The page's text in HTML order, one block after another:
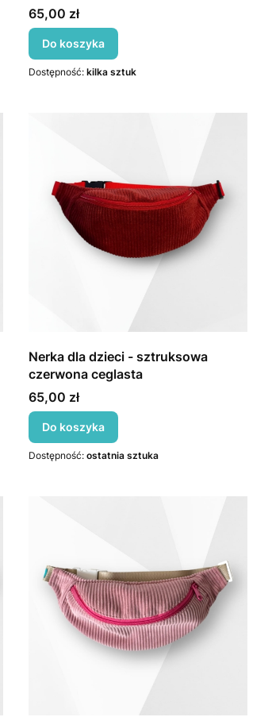
Cena
65,00 zł
Do koszyka
Dostępność: kilka sztuk
Nerka dla dzieci - sztruksowa
czerwona ceglasta
Cena
65,00 zł
Do koszyka
Dostępność: ostatnia sztuka